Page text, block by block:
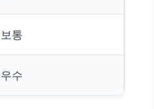
보통
우수